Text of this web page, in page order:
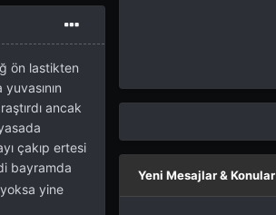
ön lastikten
ancak
çakıp ertesi
bayramda
yine
Yeni Mesajlar & Konular